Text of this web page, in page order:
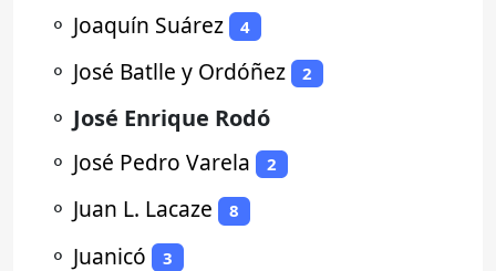
⚬ Joaquín Suárez 4
⚬ José Batlle y Ordóñez 2
⚬ José Enrique Rodó
⚬ José Pedro Varela 2
⚬ Juan L. Lacaze 8
⚬ Juanicó 3